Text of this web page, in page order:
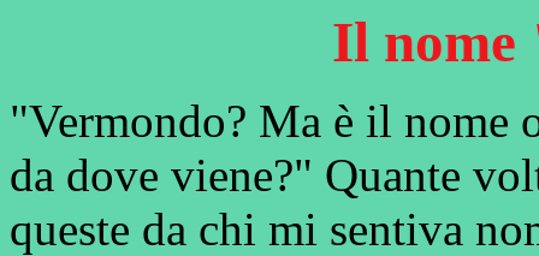
Il
"Vermondo? Ma è il
da dove viene?" Quante
queste da chi mi sentiva